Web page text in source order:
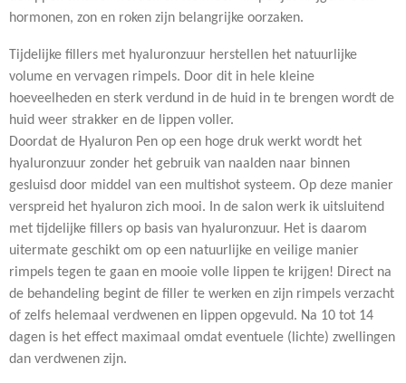
hormonen, zon en roken zijn belangrijke oorzaken.
Tijdelijke fillers met hyaluronzuur herstellen het natuurlijke
volume en vervagen rimpels. Door dit in hele kleine
hoeveelheden en sterk verdund in de huid in te brengen wordt de
huid weer strakker en de lippen voller.
Doordat de Hyaluron Pen op een hoge druk werkt wordt het
hyaluronzuur zonder het gebruik van naalden naar binnen
gesluisd door middel van een multishot systeem. Op deze manier
verspreid het hyaluron zich mooi. In de salon werk ik uitsluitend
met tijdelijke fillers op basis van hyaluronzuur. Het is daarom
uitermate geschikt om op een natuurlijke en veilige manier
rimpels tegen te gaan en mooie volle lippen te krijgen! Direct na
de behandeling begint de filler te werken en zijn rimpels verzacht
of zelfs helemaal verdwenen en lippen opgevuld. Na 10 tot 14
dagen is het effect maximaal omdat eventuele (lichte) zwellingen
dan verdwenen zijn.